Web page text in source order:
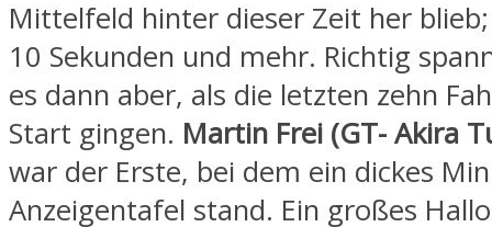
Mittelfeld hinter dieser Zeit her
10 Sekunden und mehr. Richtig
es dann aber, als die letzten zehn
Start gingen. Martin Frei (GT- Akira
war der Erste, bei dem ein dickes
Anzeigentafel stand. Ein großes